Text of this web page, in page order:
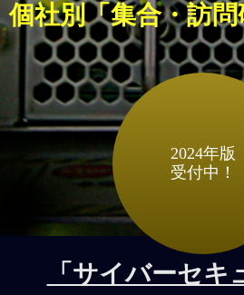
個社別「集合・訪問
2024年版
受付中！
「サイバーセキ